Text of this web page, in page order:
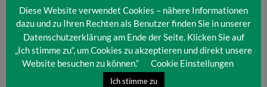
Unsere Gäste(1)
Diese Website verwendet Cookies – nähere Informationen
dazu und zu Ihren Rechten als Benutzer finden Sie in unserer
Datenschutzerklärung am Ende der Seite. Klicken Sie auf
„Ich stimme zu“, um Cookies zu akzeptieren und direkt unsere
Website besuchen zu können.“
Cookie Einstellungen
Ich stimme zu